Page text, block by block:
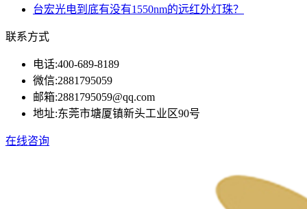
台宏光电到底有没有1550nm的远红外灯珠？
联系方式
电话:400-689-8189
微信:2881795059
邮箱:2881795059@qq.com
地址:东莞市塘厦镇新头工业区90号
在线咨询